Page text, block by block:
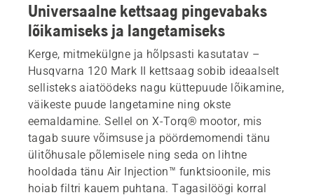
Universaalne kettsaag pingevabaks
lõikamiseks ja langetamiseks
Kerge, mitmekülgne ja hõlpsasti kasutatav –
Husqvarna 120 Mark II kettsaag sobib ideaalselt
sellisteks aiatöödeks nagu küttepuude lõikamine,
väikeste puude langetamine ning okste
eemaldamine. Sellel on X-Torq® mootor, mis
tagab suure võimsuse ja pöördemomendi tänu
ülitõhusale põlemisele ning seda on lihtne
hooldada tänu Air Injection™ funktsioonile, mis
hoiab filtri kauem puhtana. Tagasilöögi korral